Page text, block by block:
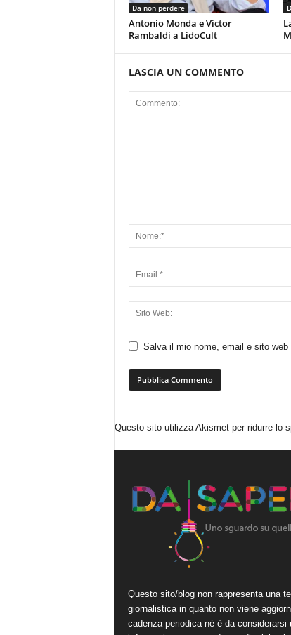
Da non perdere
Antonio Monda e Victor
Rambaldi a LidoCult
LASCIA UN COMMENTO
Salva il mio nome, email e sito
Questo sito utilizza Akismet per ridurre lo
Questo sito/blog non rappresenta una
giornalistica in quanto non viene
cadenza periodica né è da considerarsi